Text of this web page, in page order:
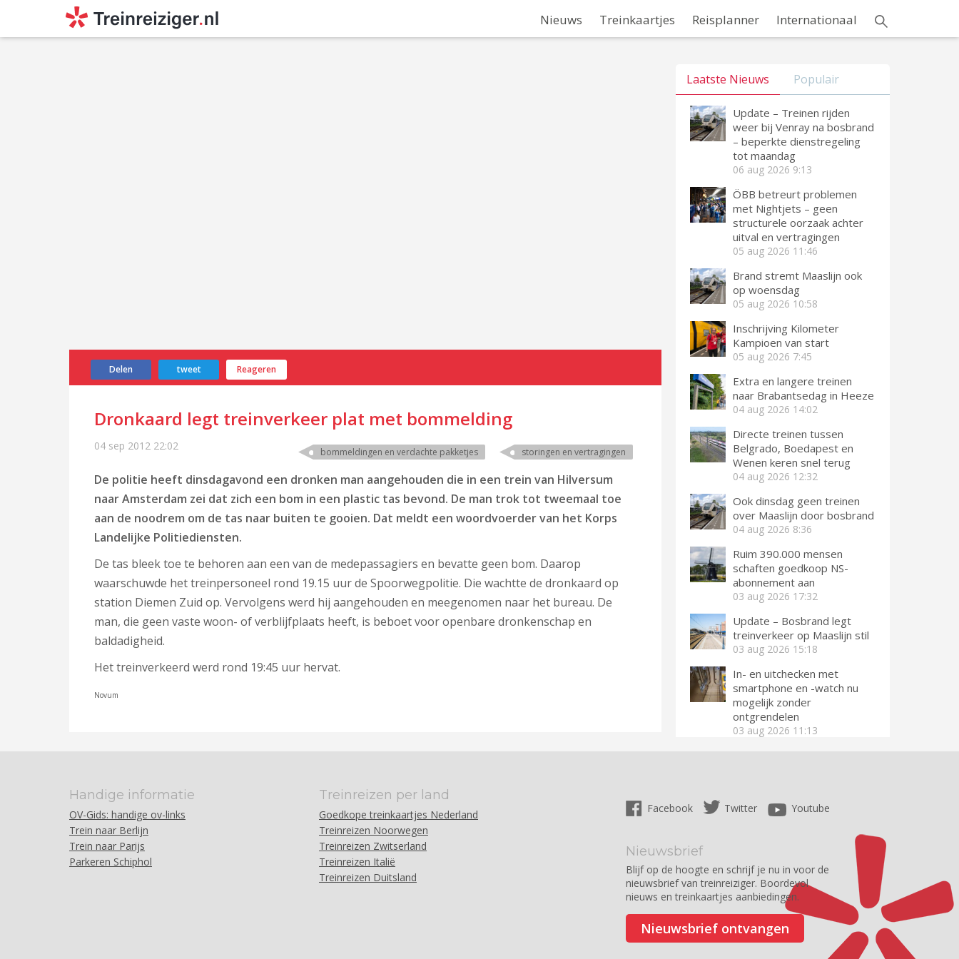
Nieuws Treinkaartjes Reisplanner Internationaal
Delen tweet Reageren
Dronkaard legt treinverkeer plat met bommelding
04 sep 2012 22:02 bommeldingen en verdachte pakketjes storingen en vertragingen
De politie heeft dinsdagavond een dronken man aangehouden die in een trein van Hilversum
naarAmsterdam zei dat zich een bom in een plastic tas bevond. De man trok tot tweemaal toe
aan de noodrem om de tas naar buiten te gooien. Dat meldt een woordvoerder van het Korps
Landelijke Politiediensten.
De tas bleek toe te behoren aan een van de medepassagiers en bevatte geen bom. Daarop
waarschuwde het treinpersoneel rond 19.15 uur de Spoorwegpolitie. Die wachtte de dronkaard op
station Diemen Zuid op. Vervolgens werd hij aangehouden en meegenomen naar het bureau. De
man, die geen vaste woon- of verblijfplaats heeft, is beboet voor openbare dronkenschap en
baldadigheid.
Het treinverkeerd werd rond 19:45 uur hervat.
Novum
Laatste Nieuws Populair
Update – Treinen rijden
weer bij Venray na bosbrand
– beperkte dienstregeling
tot maandag
06 aug 2026 9:13
ÖBB betreurt problemen
met Nightjets – geen
structurele oorzaak achter
uitval en vertragingen
05 aug 2026 11:46
Brand stremt Maaslijn ook
op woensdag
05 aug 2026 10:58
Inschrijving Kilometer
Kampioen van start
05 aug 2026 7:45
Extra en langere treinen
naar Brabantsedag in Heeze
04 aug 2026 14:02
Directe treinen tussen
Belgrado, Boedapest en
Wenen keren snel terug
04 aug 2026 12:32
Ook dinsdag geen treinen
over Maaslijn door bosbrand
04 aug 2026 8:36
Ruim 390.000 mensen
schaften goedkoop NS-
abonnement aan
03 aug 2026 17:32
Update – Bosbrand legt
treinverkeer op Maaslijn stil
03 aug 2026 15:18
In- en uitchecken met
smartphone en -watch nu
mogelijk zonder
ontgrendelen
03 aug 2026 11:13
Handige informatie
OV-Gids: handige ov-links
Trein naar Berlijn
Trein naar Parijs
Parkeren Schiphol
Treinreizen per land
Goedkope treinkaartjes Nederland
Treinreizen Noorwegen
Treinreizen Zwitserland
Treinreizen Italië
Treinreizen Duitsland
Facebook Twitter Youtube
Nieuwsbrief
Blijf op de hoogte en schrijf je nu in voor de
nieuwsbrief van treinreiziger. Boordevol
nieuws en treinkaartjes aanbiedingen.
Nieuwsbrief ontvangen